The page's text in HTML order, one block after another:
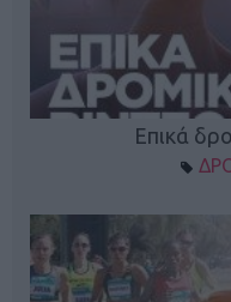
Επικά